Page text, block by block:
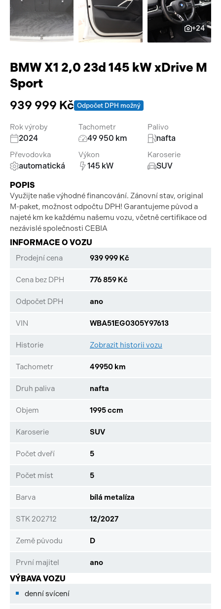
Pracovní stroje
Náhradní díly
Příslušenství
Auto a život
Videa
+24
BMW X1 2,0 23d 145 kW xDrive M
Sport
939 999 Kč Odpočet DPH možný
Rok výroby
2024
Tachometr
49 950 km
Palivo
nafta
Převodovka
automatická
Výkon
145 kW
Karoserie
SUV
POPIS
Využijte naše výhodné financování. Zánovní stav, original
M-paket, možnost odpočtu DPH! Garantujeme původ a
najeté km ke každému našemu vozu, včetně certifikace od
nezávislé společnosti CEBIA
INFORMACE O VOZU
Prodejní cena 939 999 Kč
Cena bez DPH 776 859 Kč
Odpočet DPH ano
VIN WBA51EG0305Y97613
Historie Zobrazit historii vozu
Tachometr 49950 km
Druh paliva nafta
Objem 1995 ccm
Karoserie SUV
Počet dveří 5
Počet míst 5
Barva bílá metalíza
STK 202712 12/2027
Země původu D
První majitel ano
VÝBAVA VOZU
denní svícení